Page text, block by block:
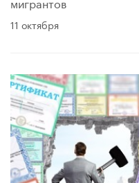
11 октября